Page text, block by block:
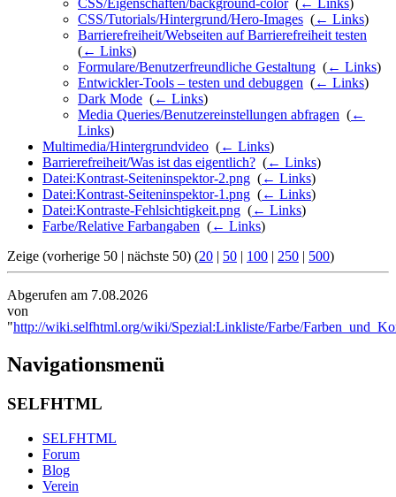
CSS/Eigenschaften/background-color‎ (← Links)
CSS/Tutorials/Hintergrund/Hero-Images (← Links)
Barrierefreiheit/Webseiten auf Barrierefreiheit testen
(← Links)
Formulare/Benutzerfreundliche Gestaltung (← Links)
Entwickler-Tools – testen und debuggen (← Links)
Dark Mode (← Links)
Media Queries/Benutzereinstellungen abfragen (←
Links)
Multimedia/Hintergrundvideo (← Links)
Barrierefreiheit/Was ist das eigentlich? (← Links)
Datei:Kontrast-Seiteninspektor-2.png (← Links)
Datei:Kontrast-Seiteninspektor-1.png (← Links)
Datei:Kontraste-Fehlsichtigkeit.png (← Links)
Farbe/Relative Farbangaben (← Links)
Zeige (vorherige 50 | nächste 50) (20 | 50 | 100 | 250 | 500)
Abgerufen am 7.08.2026
von
"http://wiki.selfhtml.org/wiki/Spezial:Linkliste/Farbe/
Navigationsmenü
SELFHTML
SELFHTML
Forum
Blog
Verein